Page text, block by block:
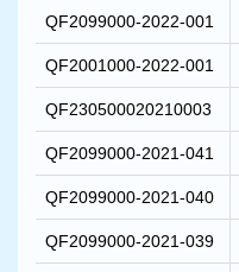
QF2099000-2022-001
QF2001000-2022-001
QF230500020210003
QF2099000-2021-041
QF2099000-2021-040
QF2099000-2021-039